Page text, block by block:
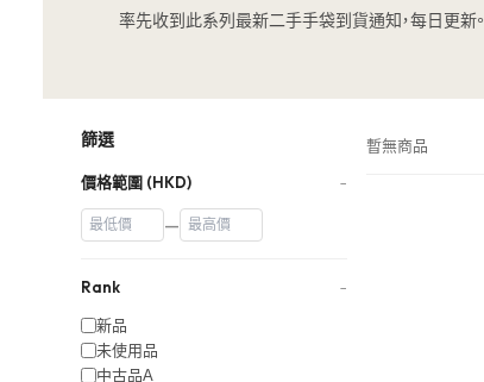
率先收到此系列最新二手手袋到貨通知，每日更新。
篩選
價格範圍 (HKD) −
—
Rank −
新品
未使用品
中古品A
暫無商品